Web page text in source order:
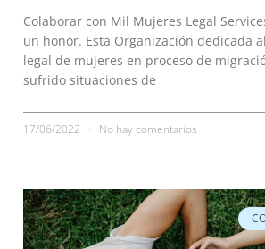
Colaborar con Mil Mujeres Legal
un honor. Esta Organización dedicada
legal de mujeres en proceso de
sufrido situaciones de
17/06/2022 No hay comentarios